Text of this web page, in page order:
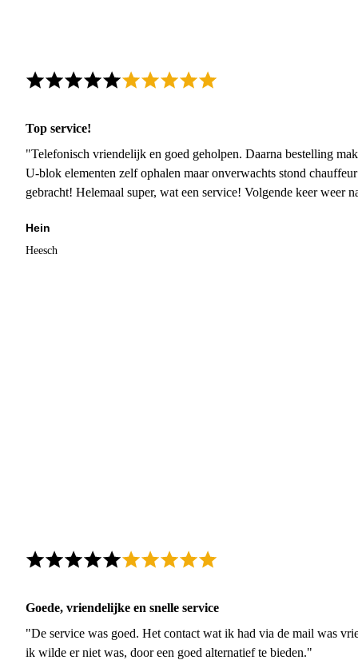
Top service!
"Telefonisch vriendelijk en goed geholpen. Daarna bestelling
U-blok elementen zelf ophalen maar onverwachts stond
gebracht! Helemaal super, wat een service! Volgende keer weer
Hein
Heesch
Goede, vriendelijke en snelle service
"De service was goed. Het contact wat ik had via de mail was
ik wilde er niet was, door een goed alternatief te bieden."